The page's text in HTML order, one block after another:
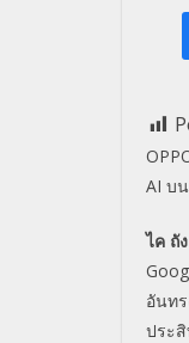
AI บ
ไค ถั
อันท
ประ